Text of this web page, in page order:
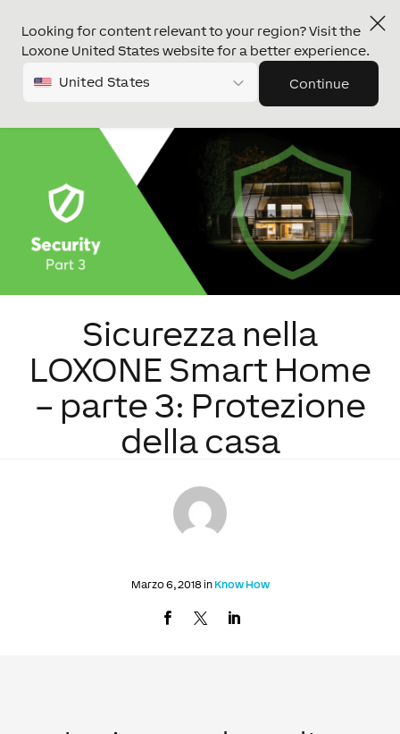
Looking for content relevant to your region? Visit the
Loxone United States website for a better experience.
United States Continue
Sicurezza nella
LOXONE Smart Home
– parte 3: Protezione
della casa
Marzo 6, 2018 inKnow How